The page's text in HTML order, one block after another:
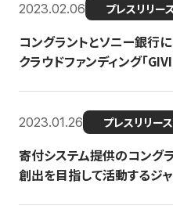
2023.02.06 プレスリリー
コングラントとソニー銀行
クラウドファンディング「
2023.01.26 プレスリリース
寄付システム提供のコング
創出を目指して活動するジ